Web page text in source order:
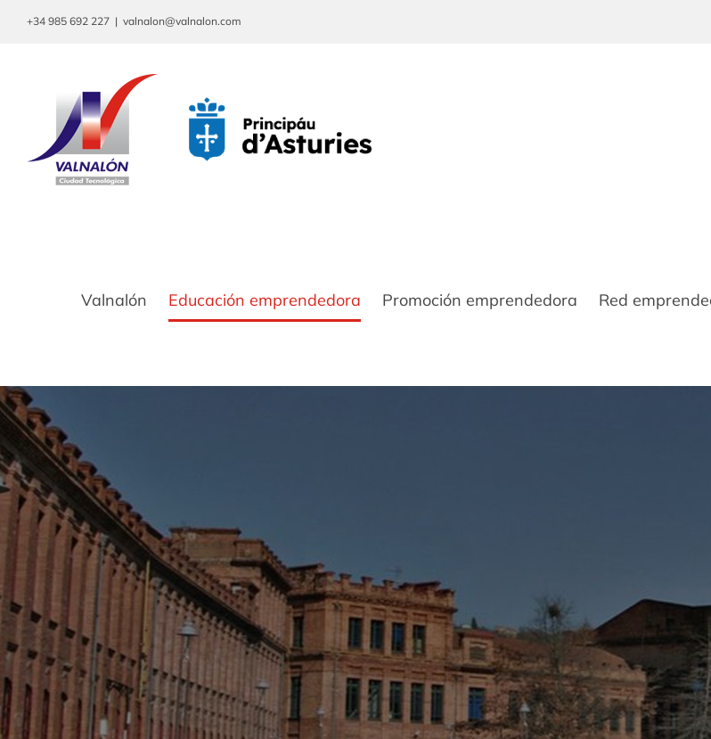
Saltar+34 985 692 227 | valnalon@valnalon.com
Valnalón Educación emprendedora Promoción emprendedora Red